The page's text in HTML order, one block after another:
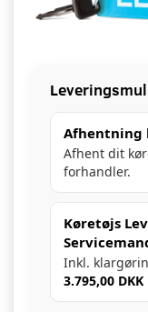
Afhentning
Afhent dit
forhandler.
Køretøjs
Inkl.
3.795,00 DKK